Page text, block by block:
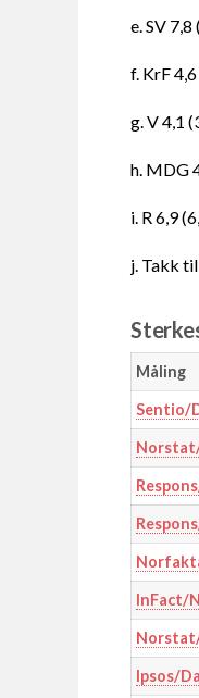
e. SV 7,8
f. KrF
g. V 4,1
h. MDG
i. R 6,9
j. Takk
Måling
Sentio/
InFact/
Ipsos/